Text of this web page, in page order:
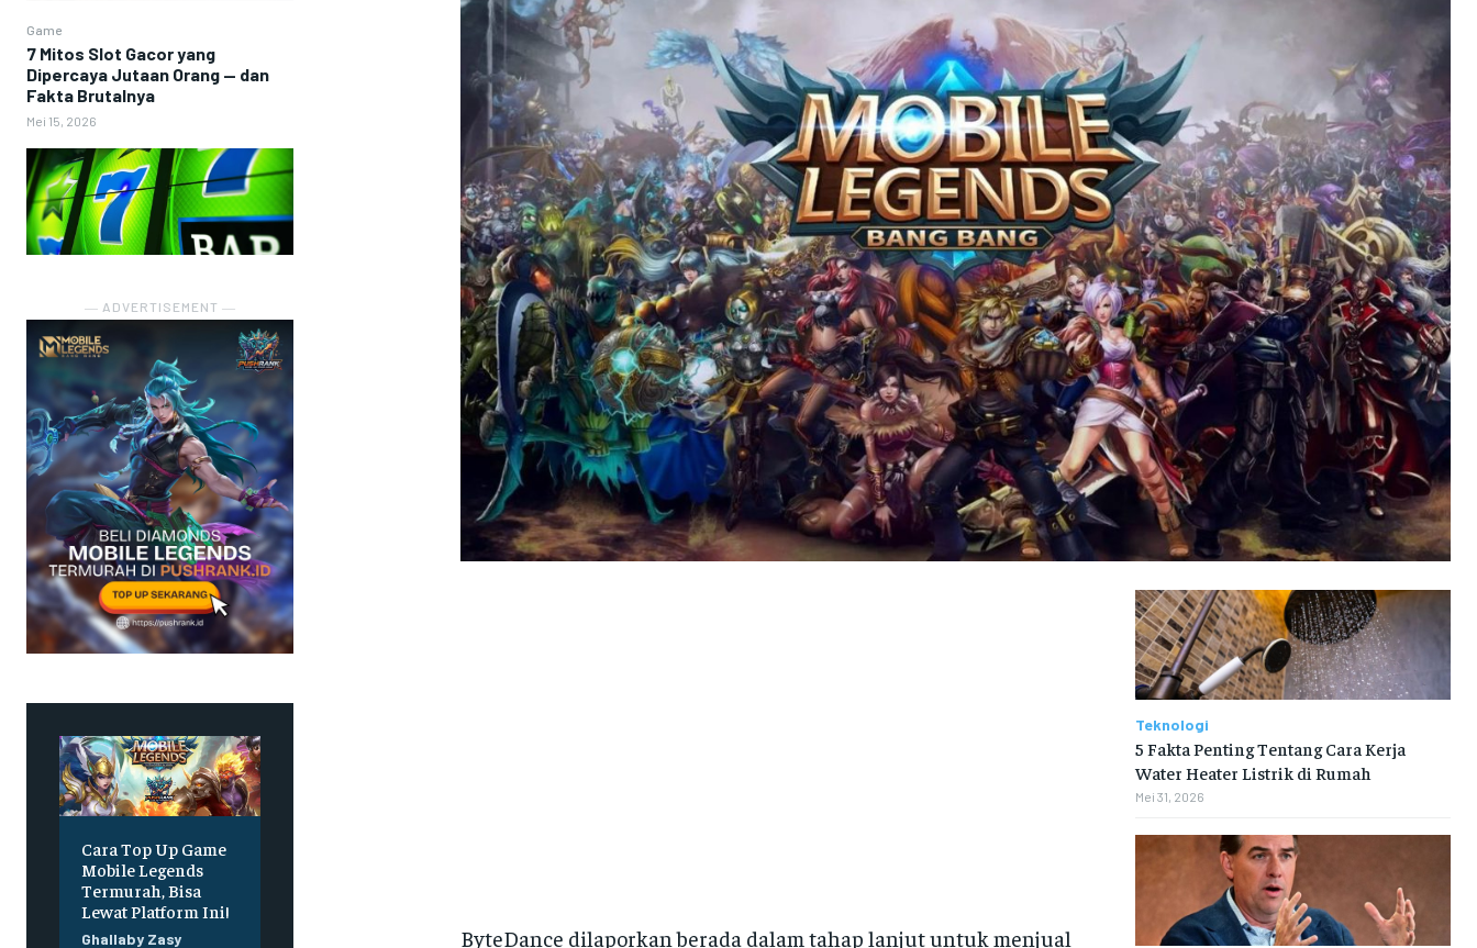
Game
7 Mitos Slot Gacor yang
Dipercaya Jutaan Orang — dan
Fakta Brutalnya
Mei 15, 2026
― ADVERTISEMENT ―
Cara Top Up Game
Mobile Legends
Termurah, Bisa
Lewat Platform Ini!
Ghallaby Zasy
ByteDance dilaporkan berada dalam tahap lanjut untuk menjual
Teknologi
5 Fakta Penting Tentang Cara Kerja
Water Heater Listrik di Rumah
Mei 31, 2026